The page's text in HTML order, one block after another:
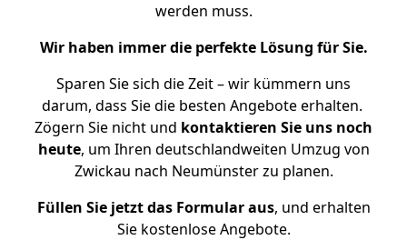
werden muss.
Wir haben immer die perfekte Lösung für Sie.
Sparen Sie sich die Zeit – wir kümmern uns
darum, dass Sie die besten Angebote erhalten.
Zögern Sie nicht und kontaktieren Sie uns noch
heute, um Ihren deutschlandweiten Umzug von
Zwickau nach Neumünster zu planen.
Füllen Sie jetzt das Formular aus, und erhalten
Sie kostenlose Angebote.